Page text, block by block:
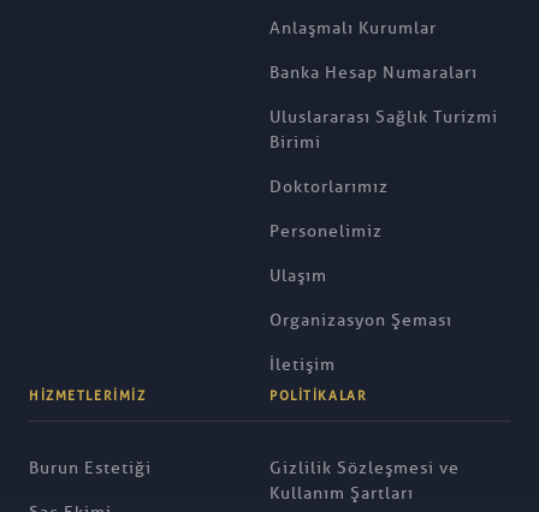
Anlaşmalı Kurumlar
Banka Hesap Numaraları
Uluslararası Sağlık Turizmi
Birimi
Doktorlarımız
Personelimiz
Ulaşım
Organizasyon Şeması
İletişim
HIZMETLERIMIZ
Burun Estetiği
POLITIKALAR
Gizlilik Sözleşmesi ve
Kullanım Şartları